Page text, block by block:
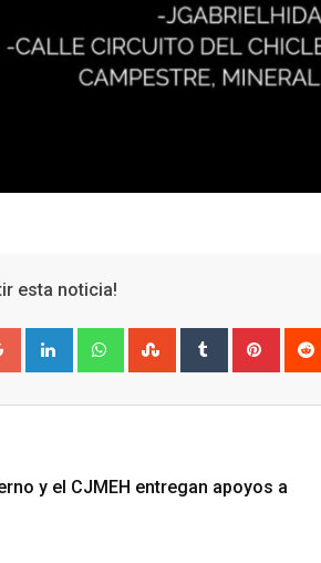
esta noticia!
Google+ LinkedIn WhatsappStumbleUpon
Tumblr
y el CJMEH entregan apoyos a